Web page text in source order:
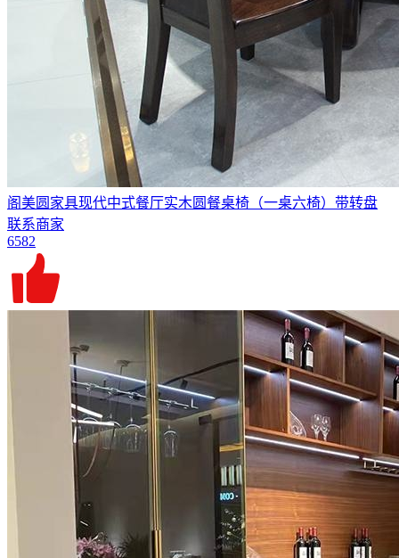
阁美圆家具现代中式餐厅实木圆餐桌椅（一桌六椅）带转盘
联系商家
6582